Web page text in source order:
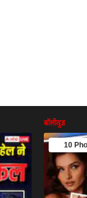
बॉलीवुड
10